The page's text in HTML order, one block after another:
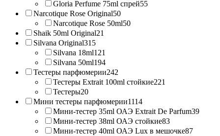
Gloria Perfume 75ml спрей55
Narcotique Rose Original50
Narcotique Rose 50ml50
Shaik 50ml Original21
Silvana Original315
Silvana 18ml121
Silvana 50ml194
Тестеры парфюмерии242
Тестеры Extrait 100ml стойкие221
Тестеры20
Мини тестеры парфюмерии1114
Мини-тестер 35ml ОАЭ Extrait De Parfum39
Мини-тестер 38ml ОАЭ стойкие83
Мини-тестер 40ml ОАЭ Lux в мешочке87